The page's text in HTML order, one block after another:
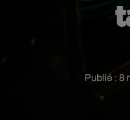
Publié : 8